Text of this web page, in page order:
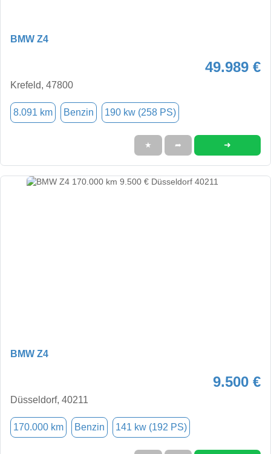
BMW Z4
49.989 €
Krefeld, 47800
8.091 km Benzin 190 kw (258 PS)
★ ➦ ➜
BMW Z4
9.500 €
Düsseldorf, 40211
170.000 km Benzin 141 kw (192 PS)